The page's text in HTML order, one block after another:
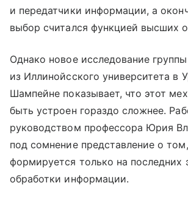
и передатчики информации, а
выбор считался функцией высших
Однако новое исследование
из Иллинойсского университета в
Шампейне показывает, что этот
быть устроен гораздо сложнее.
руководством профессора Юрия
под сомнение представление о
формируется только на последних
обработки информации.